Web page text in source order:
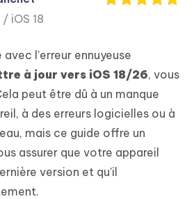
/ iOS 18
l'erreur ennuyeuse
à jour vers iOS 18/26, vous
peut être dû à un manque
à des erreurs logicielles ou à
mais ce guide offre un
assurer que votre appareil
version et qu'il